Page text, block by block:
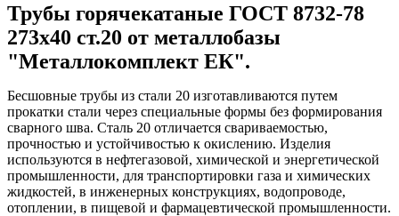
Трубы горячекатаные ГОСТ 8732-78
273x40 ст.20 от металлобазы
"Металлокомплект ЕК".
Бесшовные трубы из стали 20 изготавливаются путем
прокатки стали через специальные формы без формирования
сварного шва. Сталь 20 отличается свариваемостью,
прочностью и устойчивостью к окислению. Изделия
используются в нефтегазовой, химической и энергетической
промышленности, для транспортировки газа и химических
жидкостей, в инженерных конструкциях, водопроводе,
отоплении, в пищевой и фармацевтической промышленности.